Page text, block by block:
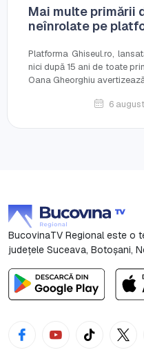
Mai multe primării
neînrolate pe
Platforma Ghiseul.ro,
nici după 15 ani de toate
Oana Gheorghiu
6
BucovinaTV Regional este o
județele Suceava, Botoşani,